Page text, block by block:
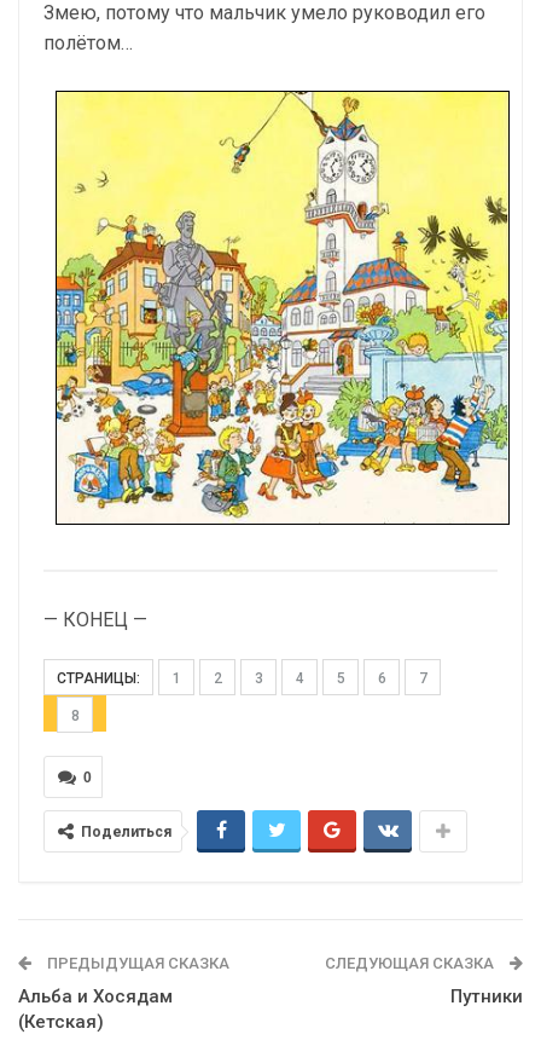
Змею, потому что мальчик умело руководил его
полётом…
— КОНЕЦ —
СТРАНИЦЫ: 1 2 3 4 5 6 7
8
0
Поделиться
ПРЕДЫДУЩАЯ СКАЗКА
Альба и Хосядам
(Кетская)
СЛЕДУЮЩАЯ СКАЗКА
Путники